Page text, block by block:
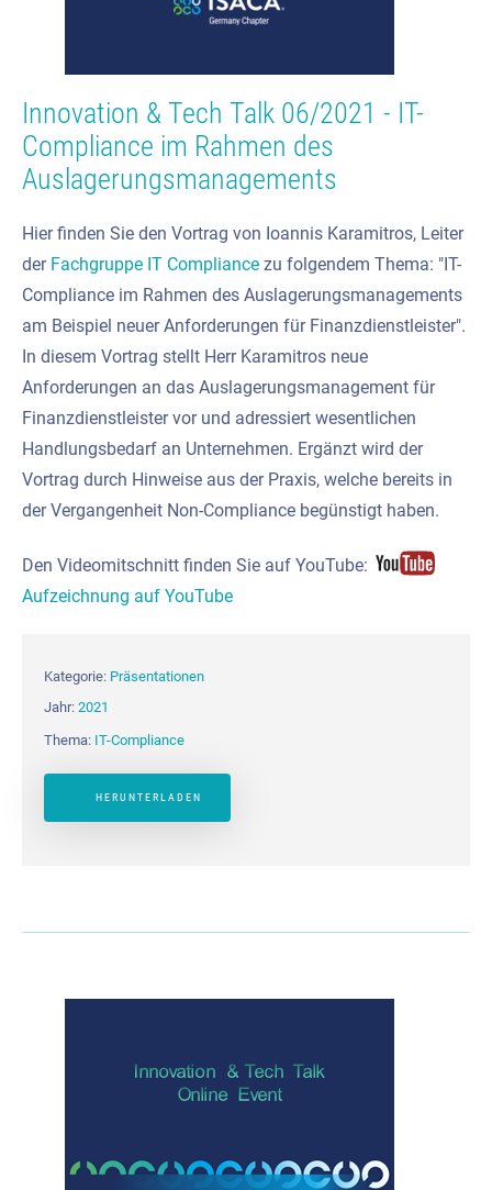
Innovation & Tech Talk 06/2021 - IT-
Compliance im Rahmen des
Auslagerungsmanagements
Hier finden Sie den Vortrag von Ioannis Karamitros, Leiter
der Fachgruppe IT Compliance zu folgendem Thema: "IT-
Compliance im Rahmen des Auslagerungsmanagements
am Beispiel neuer Anforderungen für Finanzdienstleister".
In diesem Vortrag stellt Herr Karamitros neue
Anforderungen an das Auslagerungsmanagement für
Finanzdienstleister vor und adressiert wesentlichen
Handlungsbedarf an Unternehmen. Ergänzt wird der
Vortrag durch Hinweise aus der Praxis, welche bereits in
der Vergangenheit Non-Compliance begünstigt haben.
Den Videomitschnitt finden Sie auf YouTube:
Aufzeichnung auf YouTube
Kategorie: Präsentationen
Jahr: 2021
Thema: IT-Compliance
HERUNTERLADEN